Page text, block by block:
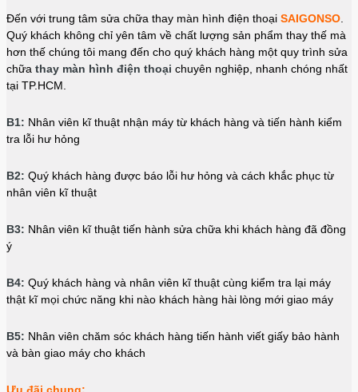
Đến với trung tâm sửa chữa thay màn hình điện thoại SAIGONSO
Quý khách không chỉ yên tâm về chất lượng sản phẩm thay thế mà
hơn thế chúng tôi mang đến cho quý khách hàng một quy trình sửa
chữa thay màn hình điện thoại chuyên nghiệp, nhanh chóng nhất
tại TP.HCM.
B1: Nhân viên kĩ thuật nhận máy từ khách hàng và tiến hành kiểm
tra lỗi hư hỏng
B2: Quý khách hàng được báo lỗi hư hỏng và cách khắc phục từ
nhân viên kĩ thuật
B3: Nhân viên kĩ thuật tiến hành sửa chữa khi khách hàng đã đồng
ý
B4: Quý khách hàng và nhân viên kĩ thuật cùng kiểm tra lại máy
thật kĩ mọi chức năng khi nào khách hàng hài lòng mới giao máy
B5: Nhân viên chăm sóc khách hàng tiến hành viết giấy bảo hành
và bàn giao máy cho khách